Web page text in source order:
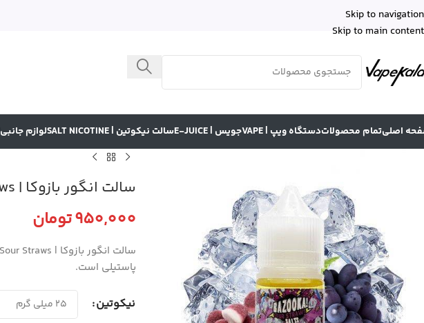
Skip to navigation
Skip to main content
اصلیتمام محصولاتدستگاه ویپ | VAPE جویس | E-JUICE سالت نیکوتین | SALT NICOTINE لوازم جانبی
سالت انگور بازوکا | BAZOOKA GRAPE Sour Straws
950,000تومان
پاستیلی است.
نیکوتین